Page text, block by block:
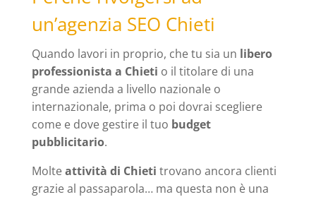
un’agenzia SEO Chieti
Quando lavori in proprio, che tu sia un libero
professionista a Chieti o il titolare di una
grande azienda a livello nazionale o
internazionale, prima o poi dovrai scegliere
come e dove gestire il tuo budget
pubblicitario.
Molteattività di Chieti trovano ancora clienti
grazie al passaparola… ma questa non è una